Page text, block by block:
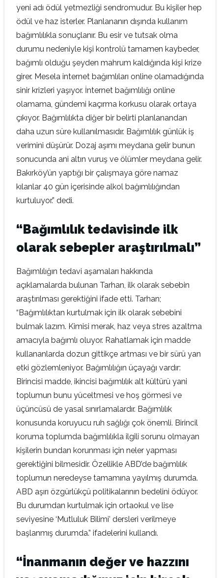
yeni adı ödül yetmezliği sendromudur. Bu kişiler hep
ödül ve haz isterler. Planlananın dışında kullanım
bağımlılıkla sonuçlanır. Bu esir ve tutsak olma
durumu nedeniyle kişi kontrolü tamamen kaybeder,
bağımlı olduğu şeyden mahrum kaldığında kişi krize
girer. Mesela internet bağımlıları online olamadığında
sinir krizleri yaşıyor. İnternet bağımlılığı online
olamama, gündemi kaçırma korkusu olarak ortaya
çıkıyor. Bağımlılıkta diğer bir belirti planlanandan
daha uzun süre kullanılmasıdır. Bağımlılık günlük iş
verimini düşürür. Dozaj aşımı meydana gelir bunun
sonucunda ani altın vuruş ve ölümler meydana gelir.
Bakırköy’ün yaptığı bir çalışmaya göre namaz
kılanlar 40 gün içerisinde alkol bağımlılığından
kurtuluyor.” dedi.
“Bağımlılık tedavisinde ilk
olarak sebepler araştırılmalı”
Bağımlılığın tedavi aşamaları hakkında
açıklamalarda bulunan Tarhan, ilk olarak sebebin
araştırılması gerektiğini ifade etti. Tarhan;
“Bağımlılıktan kurtulmak için ilk olarak sebebini
bulmak lazım. Kimisi merak, haz veya stres azaltma
amacıyla bağımlı oluyor. Rahatlamak için madde
kullananlarda dozun gittikçe artması ve bir sürü yan
etki gözlemleniyor. Bağımlılığın üçayağı vardır:
Birincisi madde, ikincisi bağımlılık alt kültürü yani
toplumun bunu yüceltmesi ve hoş görmesi ve
üçüncüsü de yasal sınırlamalardır. Bağımlılık
konusunda koruyucu ruh sağlığı çok önemli. Birincil
koruma toplumda bağımlılıkla ilgili sorunu olmayan
kişilerin bundan korunması için neler yapması
gerektiğini bilmesidir. Özellikle ABD’de bağımlılık
toplumun neredeyse tamamına yayılmış durumda.
ABD aşırı özgürlükçü politikalarının bedelini ödüyor.
Bu durumdan kurtulmak için ortaokul ve lise
seviyesine ‘Mutluluk Bilimi’ dersleri verilmeye
başlanmış durumda.” ifadelerini kullandı.
“İnanmanın değer ve hazzını